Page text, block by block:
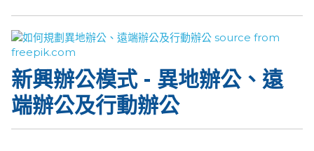
新興辦公模式 - 異地辦公、遠
端辦公及行動辦公